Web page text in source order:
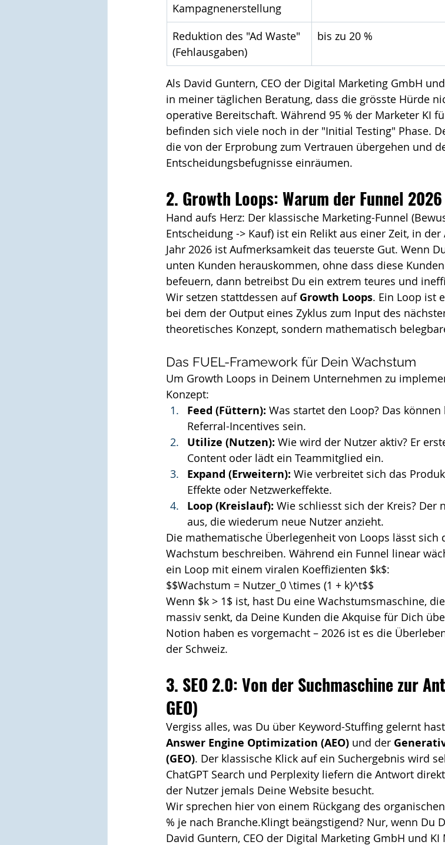
Kampagnenerstellung
Reduktion des "Ad Waste"
(Fehlausgaben)
bis zu 20 %
Als David Guntern, CEO der Digital Marketing GmbH
in meiner täglichen Beratung, dass die grösste Hürde
operative Bereitschaft. Während 95 % der Marketer KI
befinden sich viele noch in der "Initial Testing" Phase.
die von der Erprobung zum Vertrauen übergehen und
Entscheidungsbefugnisse einräumen.
2. Growth Loops: Warum der Funnel
Hand aufs Herz: Der klassische Marketing-Funnel
Entscheidung -> Kauf) ist ein Relikt aus einer Zeit, in
Jahr 2026 ist Aufmerksamkeit das teuerste Gut. Wenn
unten Kunden herauskommen, ohne dass diese
befeuern, dann betreibst Du ein extrem teures und
Wir setzen stattdessen auf Growth Loops. Ein Loop ist
bei dem der Output eines Zyklus zum Input des
theoretisches Konzept, sondern mathematisch
Das FUEL-Framework für Dein Wachstum
Um Growth Loops in Deinem Unternehmen zu
Konzept:
Feed (Füttern): Was startet den Loop? Das
Referral-Incentives sein.
Utilize (Nutzen): Wie wird der Nutzer aktiv? Er
Content oder lädt ein Teammitglied ein.
Expand (Erweitern): Wie verbreitet sich das
Effekte oder Netzwerkeffekte.
Loop (Kreislauf): Wie schliesst sich der Kreis? Der
aus, die wiederum neue Nutzer anzieht.
Die mathematische Überlegenheit von Loops lässt sich
Wachstum beschreiben. Während ein Funnel linear
ein Loop mit einem viralen Koeffizienten $k$:
$$Wachstum = Nutzer_0 \times (1 + k)^t$$
Wenn $k > 1$ ist, hast Du eine Wachstumsmaschine,
massiv senkt, da Deine Kunden die Akquise für Dich
Notion haben es vorgemacht – 2026 ist es die
der Schweiz.
3. SEO 2.0: Von der Suchmaschine zur
GEO)
Vergiss alles, was Du über Keyword-Stuffing gelernt
Answer Engine Optimization (AEO) und der
(GEO). Der klassische Klick auf ein Suchergebnis wird
ChatGPT Search und Perplexity liefern die Antwort
der Nutzer jemals Deine Website besucht.
Wir sprechen hier von einem Rückgang des
% je nach Branche.Klingt beängstigend? Nur, wenn Du
David Guntern, CEO der Digital Marketing GmbH und